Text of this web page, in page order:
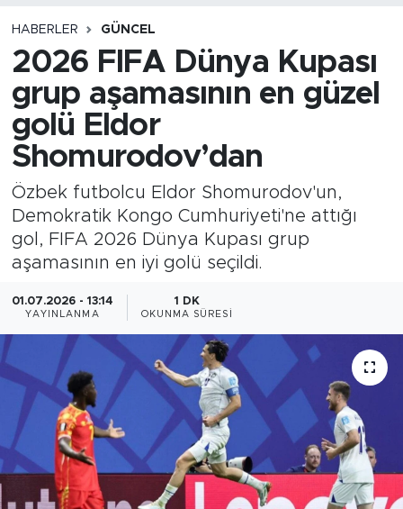
HABERLER GÜNCEL
2026 FIFA Dünya Kupası
grup aşamasının en güzel
golü Eldor
Shomurodov’dan
Özbek futbolcu Eldor Shomurodov'un,
Demokratik Kongo Cumhuriyeti'ne attığı
gol, FIFA 2026 Dünya Kupası grup
aşamasının en iyi golü seçildi.
01.07.2026 - 13:14
YAYINLANMA
1 DK
OKUNMA SÜRESI
Gündem
İlçeler
Kültür- Sanat
Magazin
Özel Haber
Resmi İlanlar
Sağlık
Spor
Turizm
Tüm Manşetler
Son Dakika Haberleri
Haber Arşivi